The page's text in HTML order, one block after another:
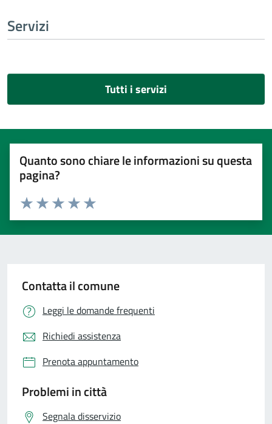
Servizi
Tutti i servizi
Quanto sono chiare le informazioni su questa
pagina?
Valuta 5 stelle su 5
Valuta 4 stelle su 5
Valuta 3 stelle su 5
Valuta 2 stelle su 5
Valuta 1 stelle su 5
Contatta il comune
Leggi le domande frequenti
Richiedi assistenza
Prenota appuntamento
Problemi in città
Segnala disservizio